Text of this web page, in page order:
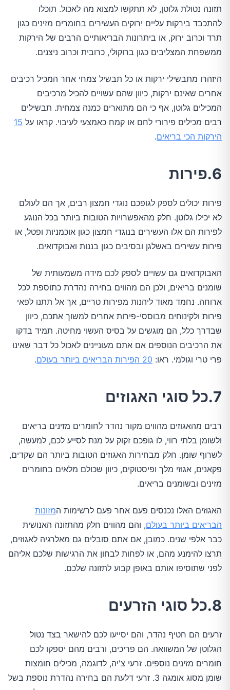
תזונה נטולת גלוטן, לא תתקשו למצוא מה לאכול. תוכלו
להתכבד בירקות עליים ירוקים העשירים בחומרים מזינים כגון
תרד וכרוב ירוק, או ביתרונות הבריאותיים הרבים של הירקות
ממשפחת המצליבים כגון ברוקולי, כרובית וכרוב ניצנים.
היזהרו מתבשילי ירקות או כל תבשיל צמחי אחר המכיל רכיבים
אחרים שאינם ירקות, כיוון שהם עשויים להכיל מרכיבים
המכילים גלוטן, אף כי הם מתוארים כמנה צמחית. תבשילים
רבים מכילים פירורי לחם או קמח כאמצעי לעיבוי. קראו על 15
הירקות הכי בריאים.
6.פירות
פירות יכולים לספק לגופכם נוגדי חמצון רבים, אך הם לעולם
לא יכילו גלוטן. חלק מהאפשרויות הטובות ביותר בכל הנוגע
לפירות הם אלו העשירים בנוגדי חמצון כגון אוכמניות ופטל, או
פירות עשירים באשלגן ובסיבים כגון בננות ואבוקדואים.
האבוקדואים גם עשויים לספק לכם מידה משמעותית של
שומנים בריאים, ולכן הם מהווים בחירה נהדרת כתוספת לכל
ארוחה. נחמד מאוד ליהנות מפירות טריים, אך אל תתנו לפאי
פירות ולקינוחים מבוססי-פירות אחרים למשוך אתכם, כיוון
שבדרך כלל, הם מוגשים על בסיס העשוי מחיטה. תמיד בדקו
את הרכיבים הנוספים אם אתם מעוניינים לאכול כל דבר שאינו
פרי טרי וגולמי. ראו: 20 הפירות הבריאים ביותר בעולם .
7.כל סוגי האגוזים
רבים מהאגוזים מהווים מקור נהדר לחומרים מזינים בריאים
ולשומן בלתי רווי, לו גופכם זקוק על מנת לסייע לכם, למעשה,
לשרוף שומן. חלק מבחירות האגוזים הטובות ביותר הם שקדים,
פקאנים, אגוזי מלך ופיסטוקים, כיוון שכולם מלאים בחומרים
מזינים ובשומנים בריאים.
האגוזים האלו נכנסים פעם אחר פעם לרשימות המזונות
הבריאים ביותר בעולם, והם מהווים חלק מהתזונה האנושית
כבר אלפי שנים. כמובן, אם אתם סובלים גם מאלרגיה לאגוזים,
תרצו להימנע מהם, או לפחות לבחון את הרגישות שלכם אליהם
לפני שתוסיפו אותם באופן קבוע לתזונה שלכם.
8.כל סוגי הזרעים
זרעים הם חטיף נהדר, והם יסייעו לכם להישאר בצד נטול
הגלוטן של המשוואה. הם פריכים, ורבים מהם יספקו לכם
חומרים מזינים נוספים. זרעי צ'יה, לדוגמה, מכילים חומצות
שומן מסוג אומגה 3. זרעי דלעת הם בחירה נהדרת נוספת בשל